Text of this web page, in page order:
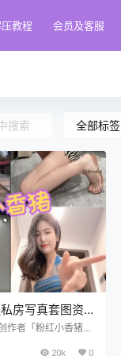
教程 会员及客服
全部标签
房写真套图资
作者「粉红小香猪」
鲜明的个人风格在平
20k 0